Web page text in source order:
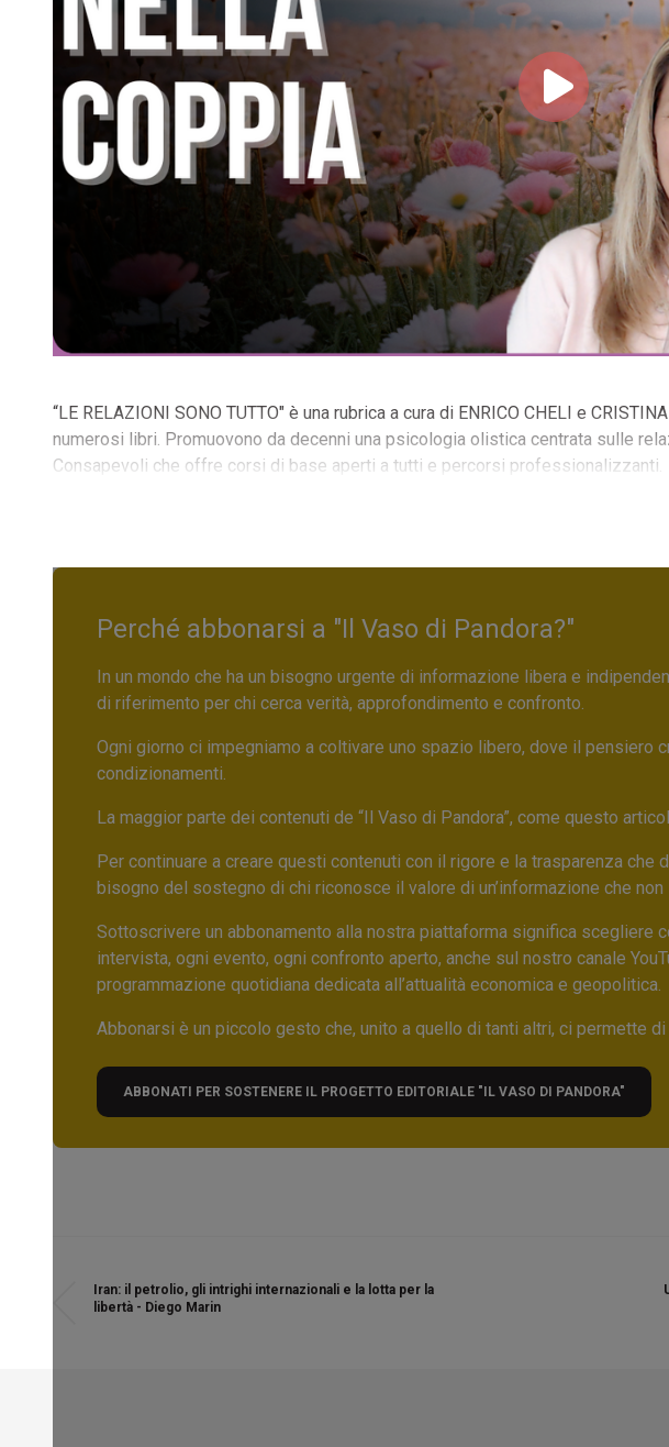
“LE RELAZIONI SONO TUTTO" è una rubrica a cura di ENRICO CHELI e
numerosi libri. Promuovono da decenni una psicologia olistica centrata sulle
Consapevoli che offre corsi di base aperti a tutti e percorsi professionalizzanti.
Perché abbonarsi a "Il Vaso di Pandora?"
In un mondo che ha un bisogno urgente di informazione libera e
di riferimento per chi cerca verità, approfondimento e confronto.
Ogni giorno ci impegniamo a coltivare uno spazio libero, dove il pensiero
condizionamenti.
La maggior parte dei contenuti de “Il Vaso di Pandora”, come questo
Per continuare a creare questi contenuti con il rigore e la trasparenza che
bisogno del sostegno di chi riconosce il valore di un’informazione che
Sottoscrivere un abbonamento alla nostra piattaforma significa scegliere
intervista, ogni evento, ogni confronto aperto, anche sul nostro canale
programmazione quotidiana dedicata all’attualità economica e geopolitica.
Abbonarsi è un piccolo gesto che, unito a quello di tanti altri, ci permette
ABBONATI PER SOSTENERE IL PROGETTO EDITORIALE "IL VASO DI PANDORA"
Iran: il petrolio, gli intrighi internazionali e la lotta per la
libertà - Diego Marin